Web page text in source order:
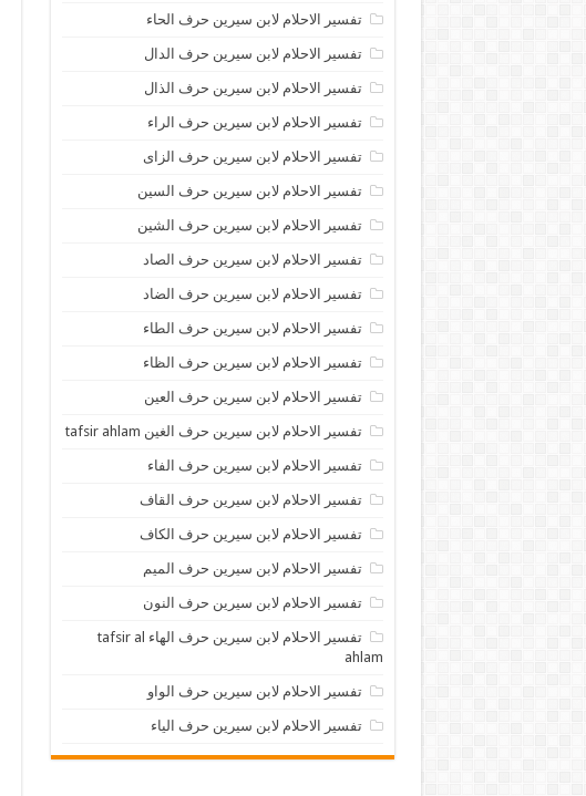
تفسير الاحلام لابن سيرين حرف الحاء
تفسير الاحلام لابن سيرين حرف الدال
تفسير الاحلام لابن سيرين حرف الذال
تفسير الاحلام لابن سيرين حرف الراء
تفسير الاحلام لابن سيرين حرف الزاى
تفسير الاحلام لابن سيرين حرف السين
تفسير الاحلام لابن سيرين حرف الشين
تفسير الاحلام لابن سيرين حرف الصاد
تفسير الاحلام لابن سيرين حرف الضاد
تفسير الاحلام لابن سيرين حرف الطاء
تفسير الاحلام لابن سيرين حرف الظاء
تفسير الاحلام لابن سيرين حرف العين
تفسير الاحلام لابن سيرين حرف الغين tafsir ahlam
تفسير الاحلام لابن سيرين حرف الفاء
تفسير الاحلام لابن سيرين حرف القاف
تفسير الاحلام لابن سيرين حرف الكاف
تفسير الاحلام لابن سيرين حرف الميم
تفسير الاحلام لابن سيرين حرف النون
تفسير الاحلام لابن سيرين حرف الهاء tafsir al
ahlam
تفسير الاحلام لابن سيرين حرف الواو
تفسير الاحلام لابن سيرين حرف الياء